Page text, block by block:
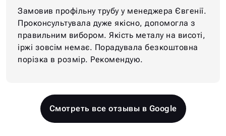
Замовив профільну трубу у менеджера Євгенії.
Проконсультувала дуже якісно, допомогла з
правильним вибором. Якість металу на висоті,
іржі зовсім немає. Порадувала безкоштовна
порізка в розмір. Рекомендую.
Смотреть все отзывы в Google